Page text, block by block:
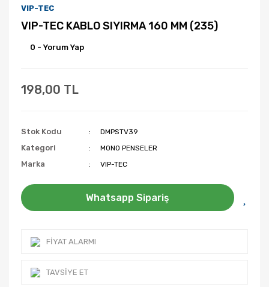
VIP-TEC
VIP-TEC KABLO SIYIRMA 160 MM (235)
0 - Yorum Yap
198,00 TL
Stok Kodu DMPSTV39
Kategori MONO PENSELER
Marka VIP-TEC
Whatsapp Sipariş
FIYAT ALARMI
TAVSIYE ET